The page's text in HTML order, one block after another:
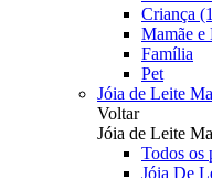
Criança
Mamãe e
Família
Pet
Jóia de Leite
Voltar
Jóia de Leite
Todos os
Jóia De